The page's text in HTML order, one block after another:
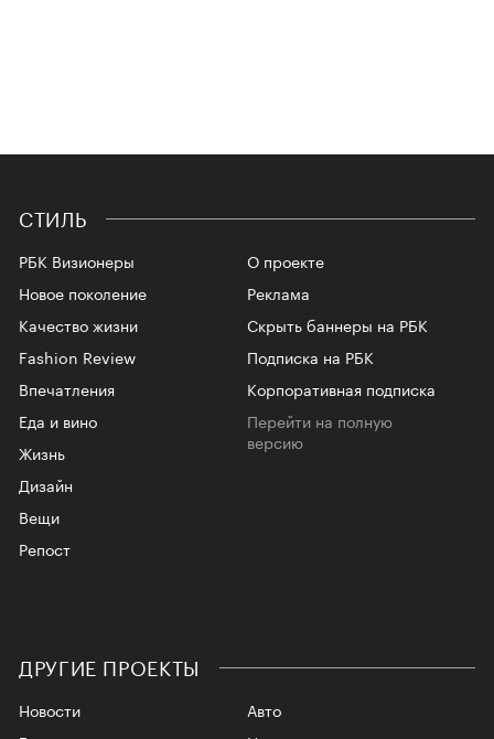
СТИЛЬ
РБК Визионеры
Новое поколение
Качество жизни
Fashion Review
Впечатления
Еда и вино
Жизнь
Дизайн
Вещи
Репост
О проекте
Реклама
Скрыть баннеры на РБК
Подписка на РБК
Корпоративная подписка
Перейти на полную
версию
ДРУГИЕ ПРОЕКТЫ
Новости
Авто